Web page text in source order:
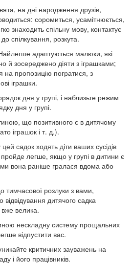
на дні народження друзів,
соромиться, усамітнюється,
знаходить спільну мову, контактує
спілкування, розкута.
адаптуються малюки, які
й зосереджено діяти з іграшками;
на пропозицію погратися, з
іграшки.
дня у групі, і наблизьте режим
дня у групі.
що позитивного є в дитячому
іграшок і т. д.).
садок ходять діти ваших сусідів
легше, якщо у групі в дитини є
вона раніше гралася вдома або
тимчасової розлуки з вами,
дитячого садка
велика.
нескладну систему прощальних
відпустити вас.
критичних зауважень на
і його працівників.